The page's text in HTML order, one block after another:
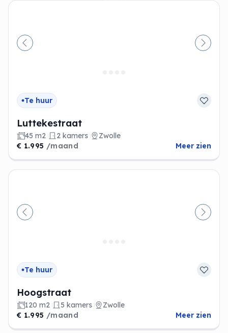
Vorige
Te huur
Luttekestraat
45 m2 2 kamers
Zwolle
€ 1.995 /maand Meer zien
Vorige
Te huur
Hoogstraat
120 m2 5 kamers
Zwolle
€ 1.995 /maand Meer zien